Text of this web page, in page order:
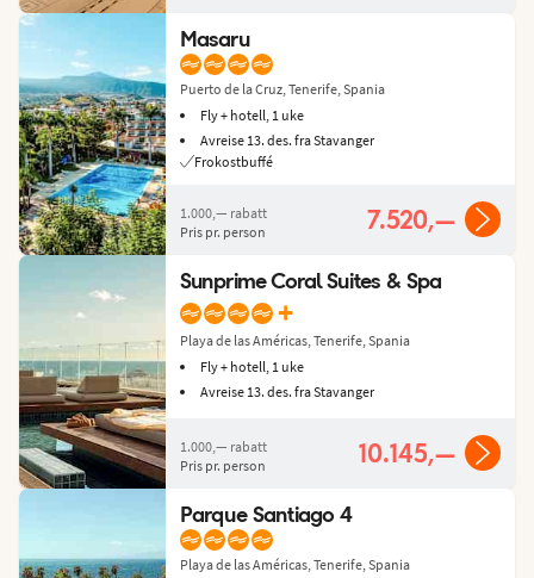
Masaru
Puerto de la Cruz, Tenerife, Spania
Fly + hotell, 1 uke
Avreise 13. des. fra Stavanger
Frokostbuffé
1.000,— rabatt
Pris pr. person
7.520,—
Sunprime Coral Suites & Spa
+
Playa de las Américas, Tenerife, Spania
Fly + hotell, 1 uke
Avreise 13. des. fra Stavanger
1.000,— rabatt
Pris pr. person
10.145,—
Parque Santiago 4
Playa de las Américas, Tenerife, Spania